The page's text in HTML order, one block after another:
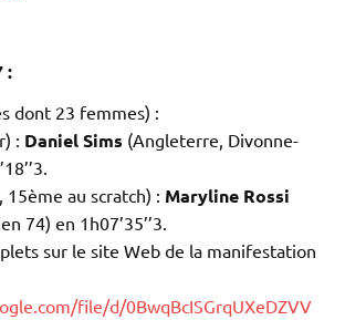
:
dont 23 femmes) :
: Daniel Sims (Angleterre, Divonne-
au scratch) : Maryline Rossi
74) en 1h07’35’’3.
sur le site Web de la manifestation
file/d/0BwqBcISGrqUXeDZVV